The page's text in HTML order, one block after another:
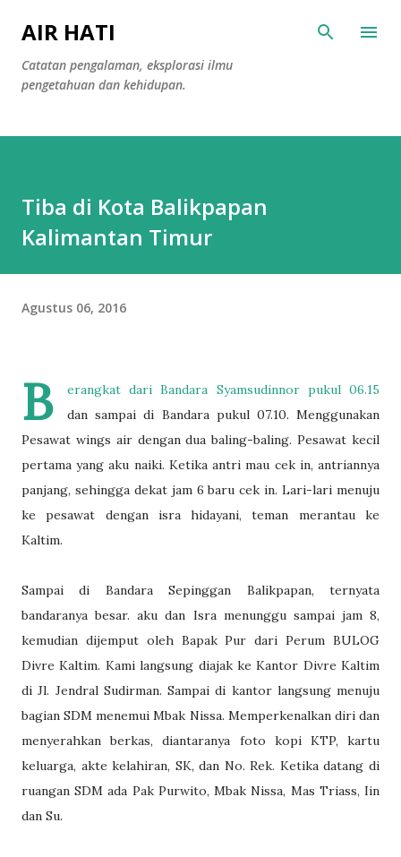
AIR HATI
Catatan pengalaman, eksplorasi ilmu
pengetahuan dan kehidupan.
Tiba di Kota Balikpapan
Kalimantan Timur
Agustus 06, 2016
B
erangkat dari Bandara Syamsudinnor pukul 06.15
dan sampai di Bandara pukul 07.10. Menggunakan
Pesawat wings air dengan dua baling-baling. Pesawat kecil
pertama yang aku naiki. Ketika antri mau cek in, antriannya
panjang, sehingga dekat jam 6 baru cek in. Lari-lari menuju
ke pesawat dengan isra hidayani, teman merantau ke
Kaltim.
Sampai di Bandara Sepinggan Balikpapan, ternyata
bandaranya besar. aku dan Isra menunggu sampai jam 8,
kemudian dijemput oleh Bapak Pur dari Perum BULOG
Divre Kaltim. Kami langsung diajak ke Kantor Divre Kaltim
di Jl. Jendral Sudirman. Sampai di kantor langsung menuju
bagian SDM menemui Mbak Nissa. Memperkenalkan diri dan
menyerahkan berkas, diantaranya foto kopi KTP, kartu
keluarga, akte kelahiran, SK, dan No. Rek. Ketika datang di
ruangan SDM ada Pak Purwito, Mbak Nissa, Mas Triass, Iin
dan Su.